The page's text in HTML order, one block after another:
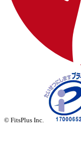
© FitsPlus Inc.